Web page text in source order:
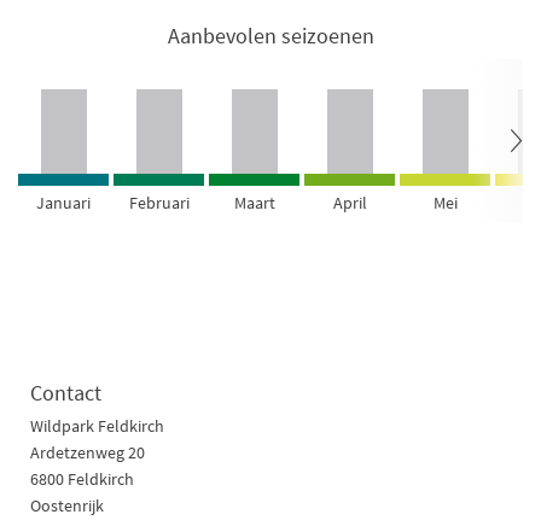
Aanbevolen seizoenen
Januari Februari Maart April Mei
Contact
Wildpark Feldkirch
Ardetzenweg 20
6800 Feldkirch
Oostenrijk